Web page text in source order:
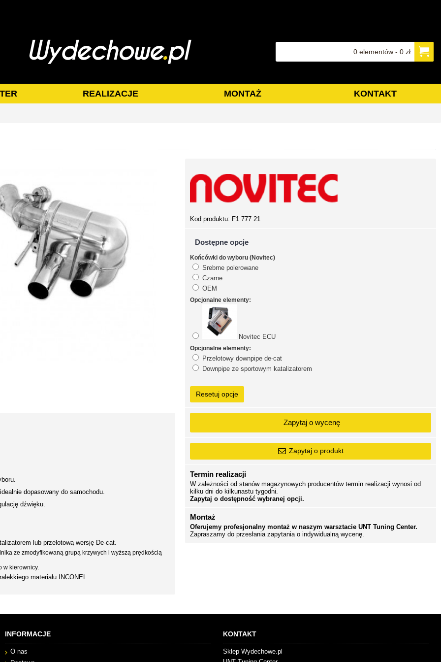
0 elementów - 0 zł
REALIZACJE MONTAŻ KONTAKT
dopasowany do samochodu.
dźwięku.
lub przelotową wersję De-cat.
ze zmodyfikowaną grupą krzywych i wyższą prędkością
w kierownicy.
materiału INCONEL.
Kod produktu: F1 777 21
Dostępne opcje
Końcówki do wyboru (Novitec)
Srebrne polerowane
Czarne
OEM
Opcjonalne elementy:
Novitec ECU
Opcjonalne elementy:
Przelotowy downpipe de-cat
Downpipe ze sportowym katalizatorem
Resetuj opcje
Zapytaj o wycenę
Zapytaj o produkt
Termin realizacji
W zależności od stanów magazynowych producentów termin realizacji wynosi od
kilku dni do kilkunastu tygodni.
Zapytaj o dostępność wybranej opcji.
Montaż
Oferujemy profesjonalny montaż w naszym warsztacie UNT Tuning Center.
Zapraszamy do przesłania zapytania o indywidualną wycenę.
INFORMACJE
O nas
KONTAKT
Sklep Wydechowe.pl